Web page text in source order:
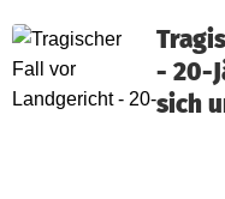
- 20-
sich